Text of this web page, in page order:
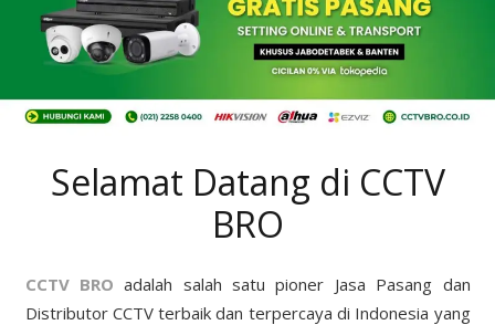
Selamat Datang di CCTV
BRO
CCTV BRO adalah salah satu pioner Jasa Pasang dan
Distributor CCTV terbaik dan terpercaya di Indonesia yang